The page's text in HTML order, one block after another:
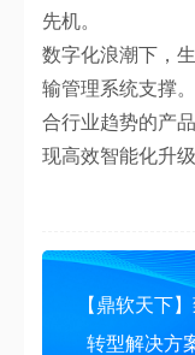
先机。
数字化浪潮下，
输管理系统支撑
合行业趋势的产
现高效智能化升
【鼎软天下
转型解决方